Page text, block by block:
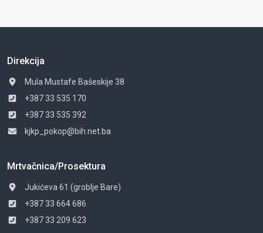
Direkcija
Mula Mustafe Bašeskije 38
+387 33 535 170
+387 33 535 392
kjkp_pokop@bih.net.ba
Mrtvačnica/Prosektura
Jukićeva 61 (groblje Bare)
+387 33 664 686
+387 33 209 623